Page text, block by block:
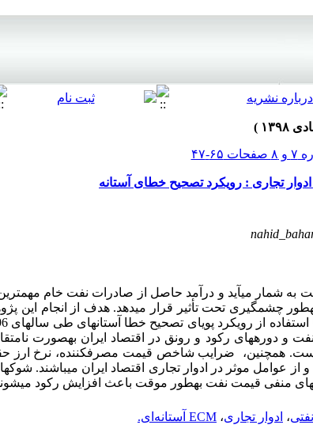
تجاری : رویکرد تصحیح خطای آستانه
به شمار می­آید و درآمد حاصل از صادرات نفت خام
چشمگیری تحت تأثیر قرار می­دهد. هدف از انجام
و دوره­های رکود و رونق در اقتصاد ایران به­صورت
است. هم­چنین، ضرایب شاخص قیمت مصرف­کننده، نرخ ارز
و از عوامل موثر در ادوار تجاری اقتصاد ایران می­باشند.
منفی قیمت نفت به­طور موقت باعث افزایش رکود
، ادوار تجاری، ECM آستانه‌ای.